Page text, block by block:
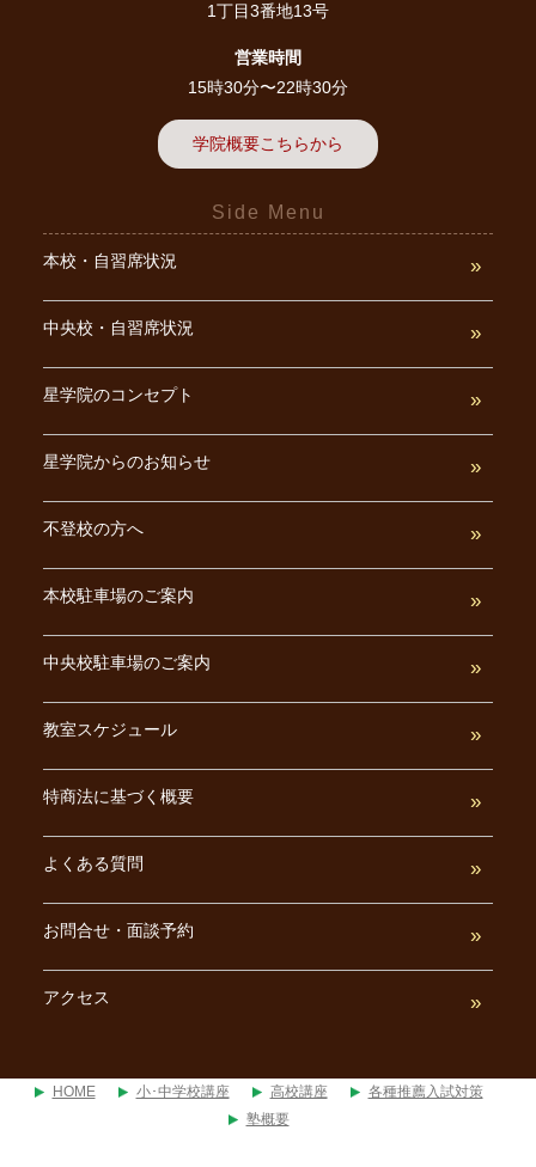
1丁目3番地13号
営業時間
15時30分〜22時30分
学院概要こちらから
Side Menu
本校・自習席状況
中央校・自習席状況
星学院のコンセプト
星学院からのお知らせ
不登校の方へ
本校駐車場のご案内
中央校駐車場のご案内
教室スケジュール
特商法に基づく概要
よくある質問
お問合せ・面談予約
アクセス
HOME 小･中学校講座 高校講座
各種推薦入試対策
塾概要